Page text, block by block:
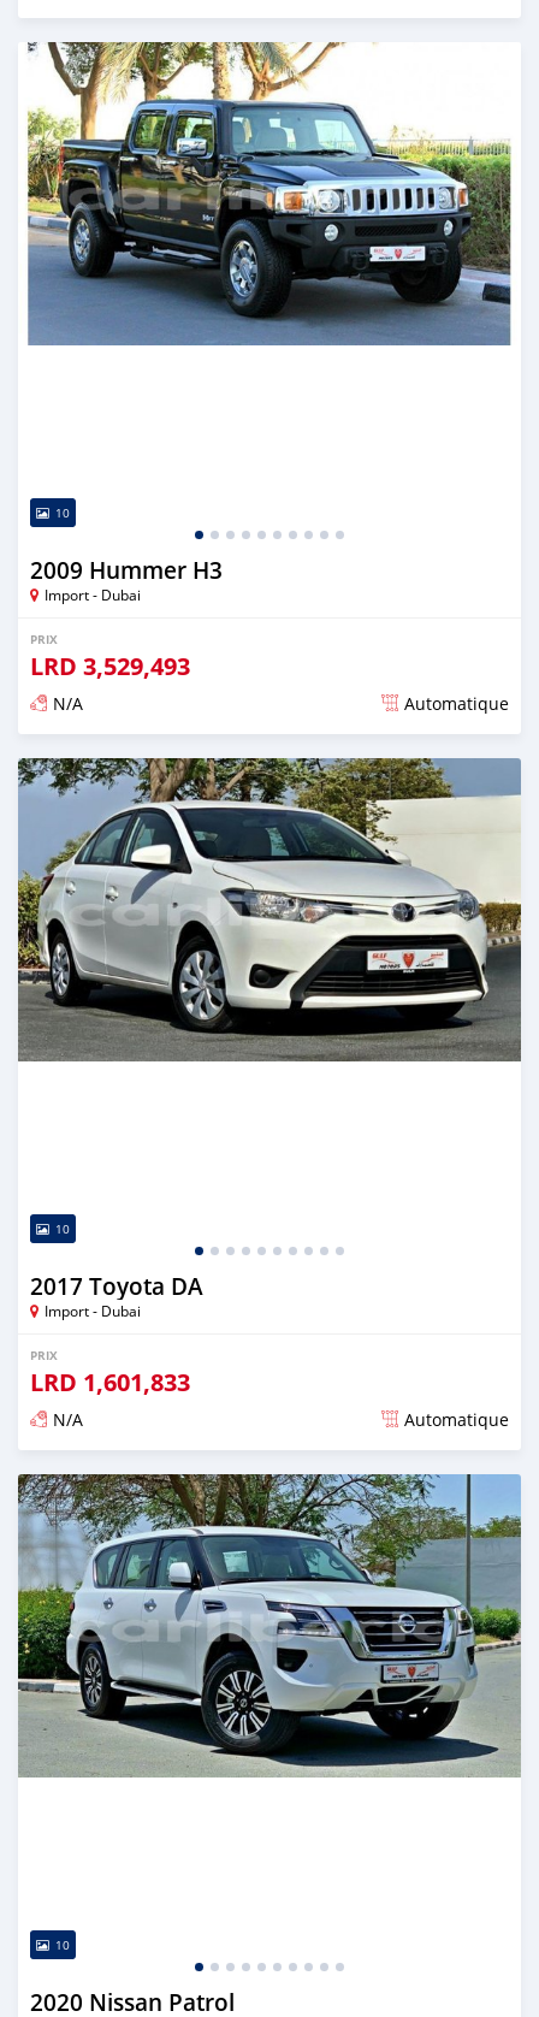
Publié il y a presque 6 ans
10
2009 Hummer H3
Import - Dubai
PRIX
LRD 3,529,493
N/A Automatique
Publié il y a presque 6 ans
10
2017 Toyota DA
Import - Dubai
PRIX
LRD 1,601,833
N/A Automatique
Publié il y a presque 6 ans
10
2020 Nissan Patrol